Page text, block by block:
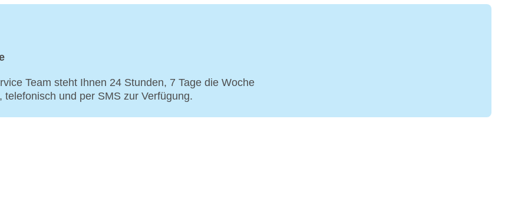
Team steht Ihnen 24 Stunden, 7 Tage die Woche
und per SMS zur Verfügung.